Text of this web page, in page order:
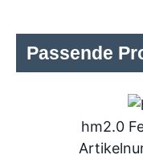
Passende
hm2.0